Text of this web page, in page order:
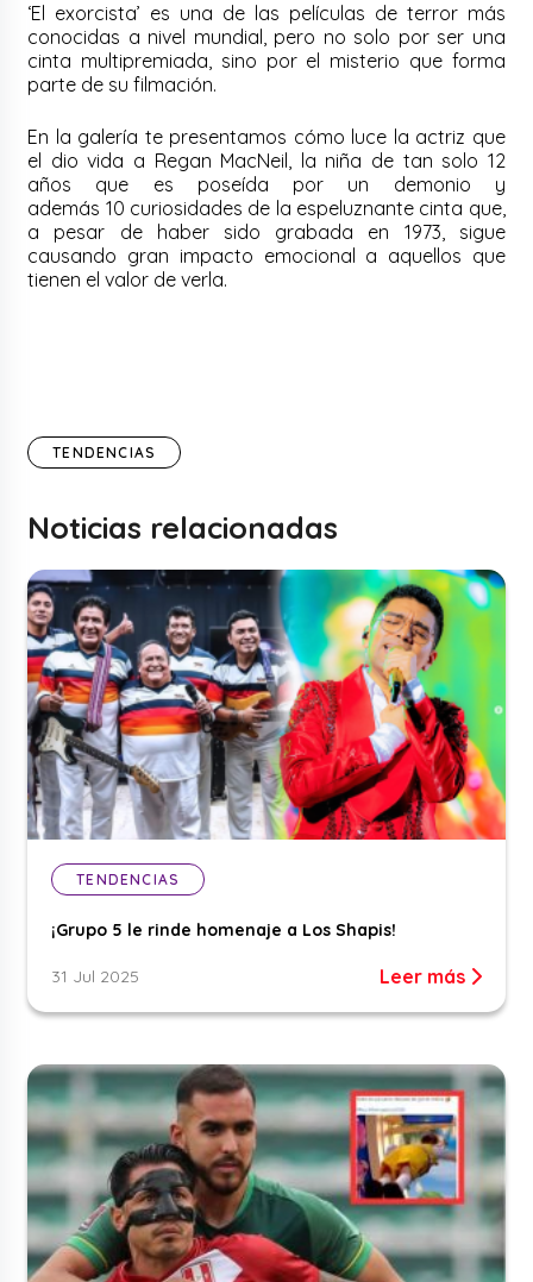
‘El exorcista’ es una de las películas de terror más
conocidas a nivel mundial, pero no solo por ser una
cinta multipremiada, sino por el misterio que forma
parte de su filmación.
En la galería te presentamos cómo luce la actriz que
el dio vida a Regan MacNeil, la niña de tan solo 12
años que es poseída por un demonio y
además 10 curiosidades de la espeluznante cinta que,
a pesar de haber sido grabada en 1973, sigue
causando gran impacto emocional a aquellos que
tienen el valor de verla.
TENDENCIAS
Noticias relacionadas
TENDENCIAS
¡Grupo 5 le rinde homenaje a Los Shapis!
31 Jul 2025 Leer más